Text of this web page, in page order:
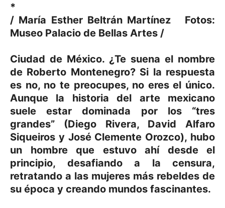
*
/ María Esther Beltrán Martínez Fotos:
Museo Palacio de Bellas Artes /
Ciudad de México. ¿Te suena el nombre
de Roberto Montenegro? Si la respuesta
es no, no te preocupes, no eres el único.
Aunque la historia del arte mexicano
suele estar dominada por los “tres
grandes” (Diego Rivera, David Alfaro
Siqueiros y José Clemente Orozco), hubo
un hombre que estuvo ahí desde el
principio, desafiando a la censura,
retratando a las mujeres más rebeldes de
su época y creando mundos fascinantes.